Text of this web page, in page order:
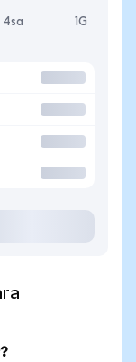
4sa 1G